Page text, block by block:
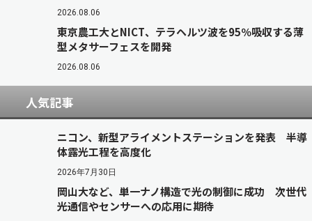
2026.08.06
東京農工大とNICT、テラヘルツ波を95％吸収する薄
型メタサーフェスを開発
2026.08.06
人気記事
ニコン、新型アライメントステーションを発表 半導
体露光工程を高度化
2026年7月30日
岡山大など、単一ナノ構造で光の制御に成功 次世代
光通信やセンサーへの応用に期待